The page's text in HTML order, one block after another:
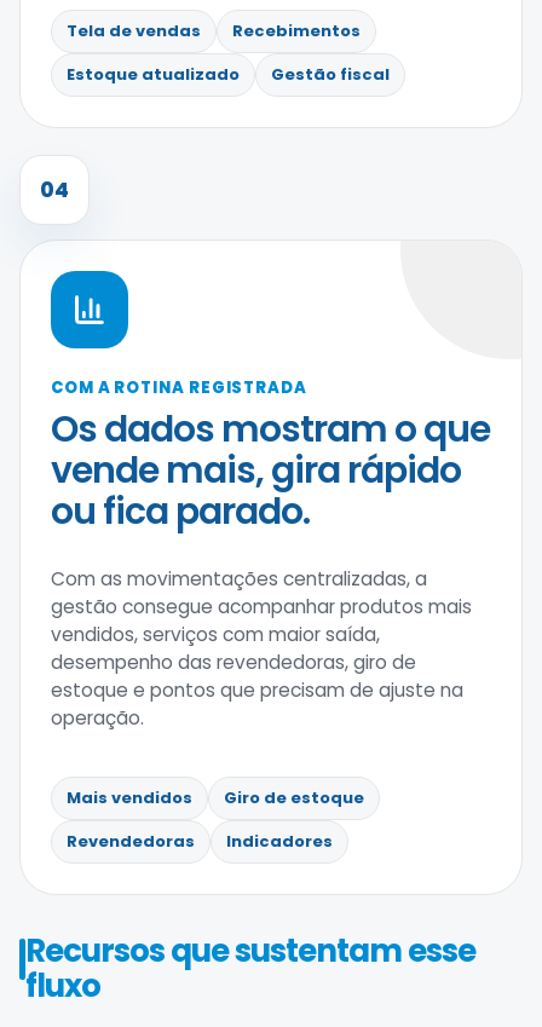
Tela de vendas
Recebimentos
Estoque atualizado
Gestão fiscal
04
COM A ROTINA REGISTRADA
Os dados mostram o que
vende mais, gira rápido
ou fica parado.
Com as movimentações centralizadas, a
gestão consegue acompanhar produtos mais
vendidos, serviços com maior saída,
desempenho das revendedoras, giro de
estoque e pontos que precisam de ajuste na
operação.
Mais vendidos
Giro de estoque
Revendedoras
Indicadores
Recursos que sustentam esse
fluxo